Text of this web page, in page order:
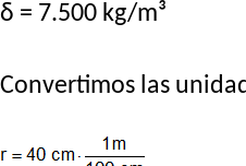
δ = 7.500 kg/m³
Convertimos las